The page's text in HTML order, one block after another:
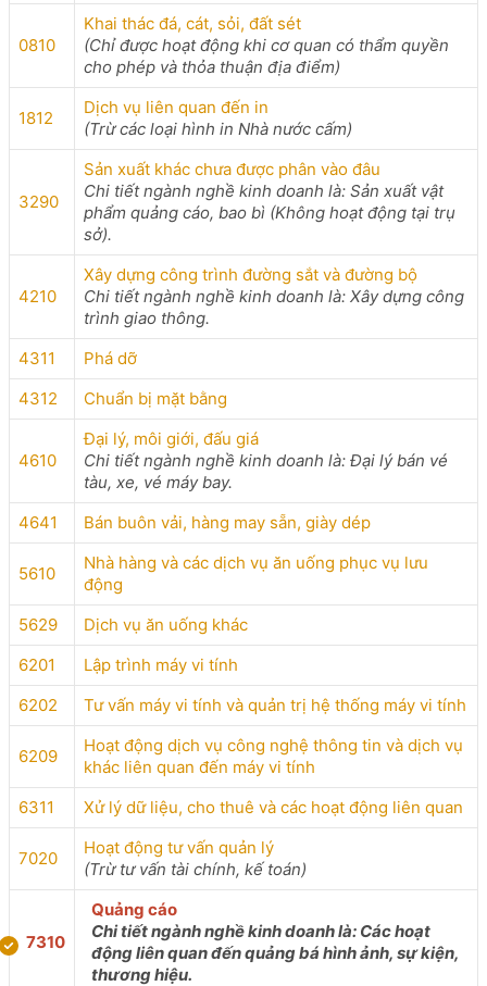
0810
Khai thác đá, cát, sỏi, đất sét
(Chỉ được hoạt động khi cơ quan có thẩm quyền
cho phép và thỏa thuận địa điểm)
1812
Dịch vụ liên quan đến in
(Trừ các loại hình in Nhà nước cấm)
3290
Sản xuất khác chưa được phân vào đâu
Chi tiết ngành nghề kinh doanh là: Sản xuất vật
phẩm quảng cáo, bao bì (Không hoạt động tại trụ
sở).
4210
Xây dựng công trình đường sắt và đường bộ
Chi tiết ngành nghề kinh doanh là: Xây dựng công
trình giao thông.
4311
Phá dỡ
4312
Chuẩn bị mặt bằng
4610
Đại lý, môi giới, đấu giá
Chi tiết ngành nghề kinh doanh là: Đại lý bán vé
tàu, xe, vé máy bay.
4641
Bán buôn vải, hàng may sẵn, giày dép
5610
Nhà hàng và các dịch vụ ăn uống phục vụ lưu
động
5629
Dịch vụ ăn uống khác
6201
Lập trình máy vi tính
6202
Tư vấn máy vi tính và quản trị hệ thống máy vi tính
6209
Hoạt động dịch vụ công nghệ thông tin và dịch vụ
khác liên quan đến máy vi tính
6311
Xử lý dữ liệu, cho thuê và các hoạt động liên quan
7020
Hoạt động tư vấn quản lý
(Trừ tư vấn tài chính, kế toán)
7310
Quảng cáo
Chi tiết ngành nghề kinh doanh là: Các hoạt
động liên quan đến quảng bá hình ảnh, sự kiện,
thương hiệu.